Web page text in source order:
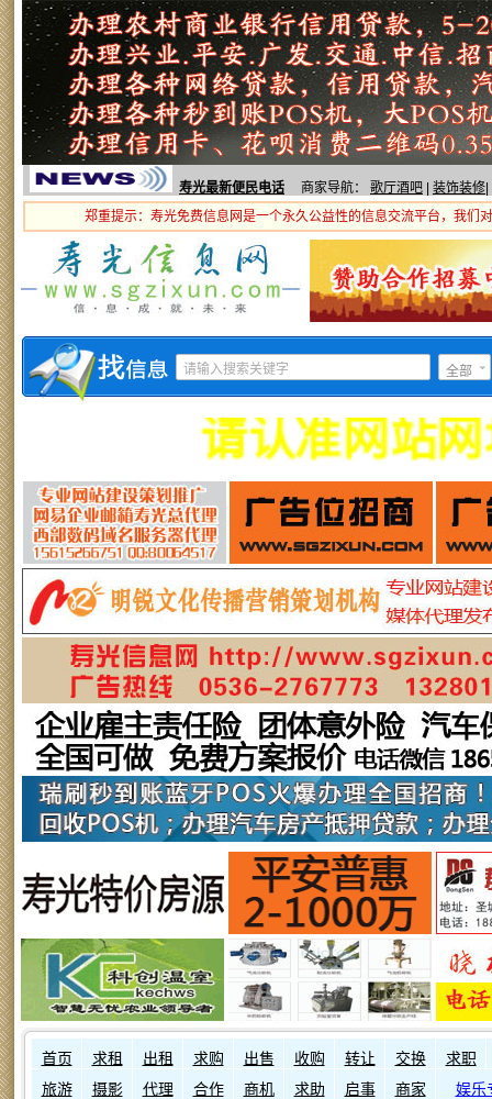
寿光最新便民电话 商家导航： 歌厅酒吧 装饰装修
郑重提示：寿光免费信息网是一个永久公益性的信息交流平台，我们
全部
请认准网站网址
首页 求租 出租 求购 出售 收购 转让 交换
求职
旅游
摄影 代理 合作 商机 求助 启事 商家 娱乐